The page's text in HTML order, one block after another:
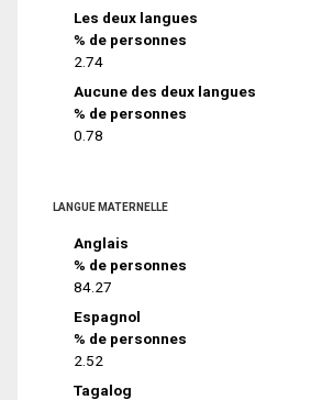
Les deux langues
% de personnes
2.74
Aucune des deux langues
% de personnes
0.78
LANGUE MATERNELLE
Anglais
% de personnes
84.27
Espagnol
% de personnes
2.52
Tagalog